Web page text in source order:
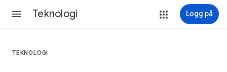
Teknologi Logg på
TEKNOLOGI